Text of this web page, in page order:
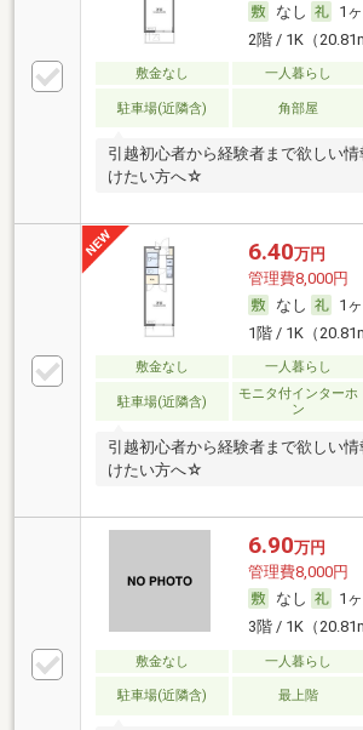
なし
1
2階 / 1K（
敷金なし 一人暮らし
駐車場(近隣含) 角部屋
引越初心者から経験者まで欲しい
けたい方へ☆
6.40万円
管理費8,000円
なし
1
1階 / 1K（
敷金なし 一人暮らし
駐車場(近隣含)
モニタ付インターホ
ン
引越初心者から経験者まで欲しい
けたい方へ☆
6.90万円
管理費8,000円
なし
1
3階 / 1K（
敷金なし 一人暮らし
駐車場(近隣含) 最上階